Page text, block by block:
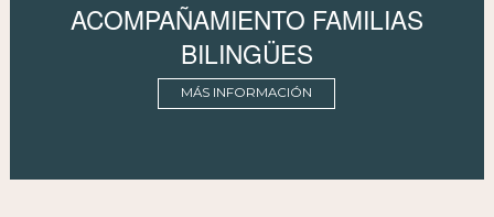
ACOMPAÑAMIENTO FAMILIAS
BILINGÜES
MÁS INFORMACIÓN